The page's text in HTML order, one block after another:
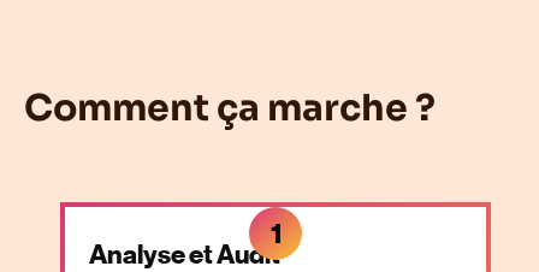
Comment ça marche ?
Analyse et Audit
1